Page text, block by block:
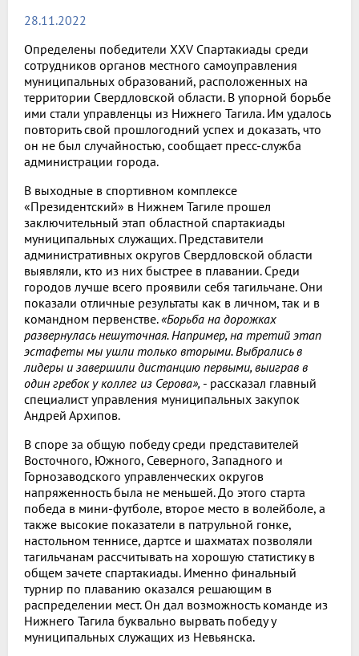
28.11.2022
Определены победители XXV Спартакиады среди
сотрудников органов местного самоуправления
муниципальных образований, расположенных на
территории Свердловской области. В упорной борьбе
ими стали управленцы из Нижнего Тагила. Им удалось
повторить свой прошлогодний успех и доказать, что
он не был случайностью, сообщает пресс-служба
администрации города.
В выходные в спортивном комплексе
«Президентский» в Нижнем Тагиле прошел
заключительный этап областной спартакиады
муниципальных служащих. Представители
административных округов Свердловской области
выявляли, кто из них быстрее в плавании. Среди
городов лучше всего проявили себя тагильчане. Они
показали отличные результаты как в личном, так и в
командном первенстве.«Борьба на дорожках
развернулась нешуточная. Например, на третий этап
эстафеты мы ушли только вторыми. Выбрались в
лидеры и завершили дистанцию первыми, выиграв в
один гребок у коллег из Серова», - рассказал главный
специалист управления муниципальных закупок
Андрей Архипов.
В споре за общую победу среди представителей
Восточного, Южного, Северного, Западного и
Горнозаводского управленческих округов
напряженность была не меньшей. До этого старта
победа в мини-футболе, второе место в волейболе, а
также высокие показатели в патрульной гонке,
настольном теннисе, дартсе и шахматах позволяли
тагильчанам рассчитывать на хорошую статистику в
общем зачете спартакиады. Именно финальный
турнир по плаванию оказался решающим в
распределении мест. Он дал возможность команде из
Нижнего Тагила буквально вырвать победу у
муниципальных служащих из Невьянска.